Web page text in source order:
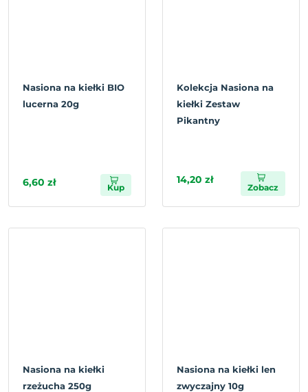
Nasiona na kiełki BIO
lucerna 20g
6,60 zł Kup
Kolekcja Nasiona na
kiełki Zestaw
Pikantny
14,20 zł
Zobacz
Nasiona na kiełki
rzeżucha 250g
Nasiona na kiełki len
zwyczajny 10g